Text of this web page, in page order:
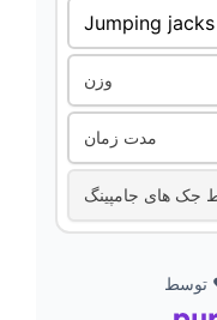
وزن
مدت زمان
جک های جامپینگ
توسط